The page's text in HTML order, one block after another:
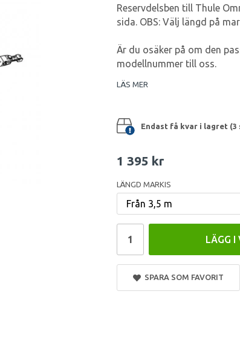
Reservdelsben till Thule
sida. OBS: Välj längd på
Är du osäker på om den
modellnummer till oss.
LÄS MER
Endast få kvar i lagret (3
1 395 kr
LÄNGD MARKIS
LÄGG I
SPARA SOM FAVORIT